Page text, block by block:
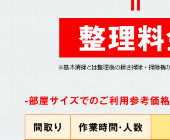
-部屋サイズでのご利用参考価格
間取り
作業時間・人数